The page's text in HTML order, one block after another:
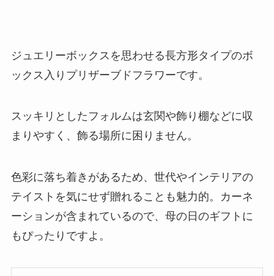
ジュエリーボックスを思わせる長方形タイプのボ
ックス入りプリザーブドフラワーです。
スッキリとしたフォルムは玄関や飾り棚などに収
まりやすく、飾る場所に困りません。
色彩に落ち着きがあるため、世代やインテリアの
テイストを気にせず贈れることも魅力的。カーネ
ーションが含まれているので、母の日のギフトに
もぴったりですよ。